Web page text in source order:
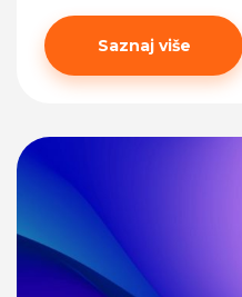
Saznaj više